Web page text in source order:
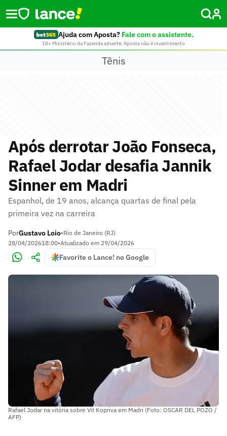
Ajuda com Aposta? Fale com o assistente.
18+ Ministério da Fazenda adverte: Aposta não é investimento
Tênis
Após derrotar João Fonseca,
Rafael Jodar desafia Jannik
Sinner em Madri
Espanhol, de 19 anos, alcança quartas de final pela
primeira vez na carreira
PorGustavo Loio•Rio de Janeiro (RJ)
28/04/202618:00•Atualizado em 29/04/2026
Favorite o Lance! no Google
Rafael Jodar na vitória sobre Vit Kopriva em Madri (Foto: OSCAR DEL POZO /
AFP)